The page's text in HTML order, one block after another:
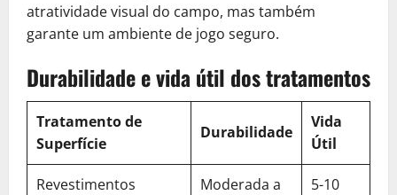
atratividade visual do campo, mas também
garante um ambiente de jogo seguro.
Durabilidade e vida útil dos tratamentos
Tratamento de
Superfície
Durabilidade
Vida
Útil
Revestimentos
Moderada a
5-10